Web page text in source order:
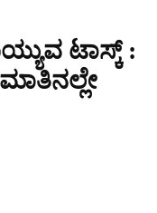
ಟಾಸ್ಕ್‌ :
ಮಾತಿನಲ್ಲೇ